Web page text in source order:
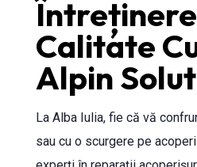
Calitate
Alpin
La Alba Iulia, fie că vă
sau cu o scurgere pe